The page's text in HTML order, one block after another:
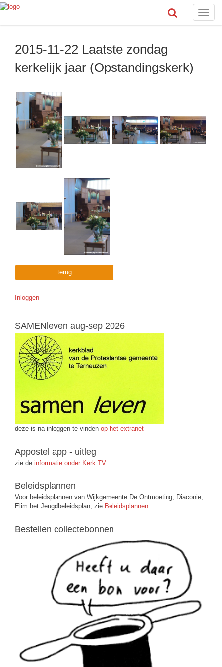
Toggle
2015-11-22 Laatste zondag
kerkelijk jaar (Opstandingskerk)
terug
Inloggen
SAMENleven aug-sep 2026
deze is na inloggen te vinden op het extranet
Appostel app - uitleg
zie de informatie onder Kerk TV
Beleidsplannen
Voor beleidsplannen van Wijkgemeente De Ontmoeting, Diaconie,
Elim het Jeugdbeleidsplan, zie Beleidsplannen.
Bestellen collectebonnen